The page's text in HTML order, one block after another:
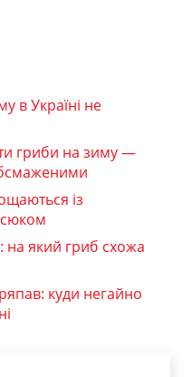
в Україні не
гриби на зиму —
із
на який гриб схожа
куди негайно